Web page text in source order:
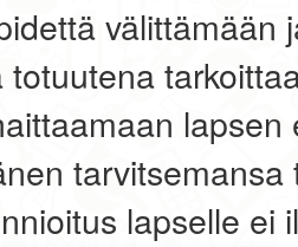
välittämään
totuutena
lapselle ei